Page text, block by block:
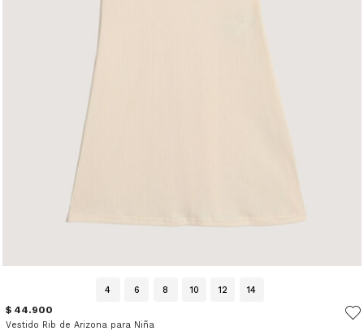
4 6 8 10 12 14
$ 44.900
Vestido Rib de Arizona para Niña